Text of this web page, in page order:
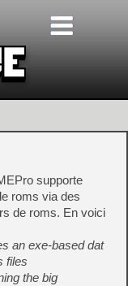
supporte
roms via des
de roms. En voici
an exe-based dat
files
the big